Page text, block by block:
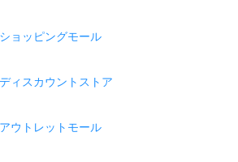
ョッピングモール
ィスカウントストア
ウトレットモール